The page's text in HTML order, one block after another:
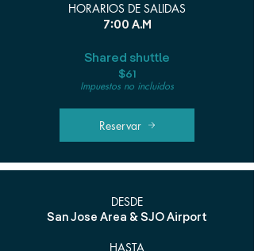
HORARIOS DE SALIDAS
7:00 A.M
Shared shuttle
$61
Impuestos no incluidos
Reservar
DESDE
San Jose Area & SJO Airport
HASTA